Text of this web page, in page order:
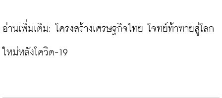
อ่านเพิ่มเติม: โครงสร้างเศรษฐกิจไทย โจทย์ท้าทายสู่โลก
ใหม่หลังโควิด-19